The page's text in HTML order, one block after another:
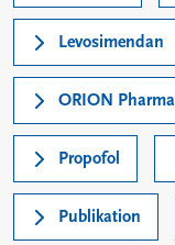
Levosimendan
ORION Pharma
Propofol
Publikation